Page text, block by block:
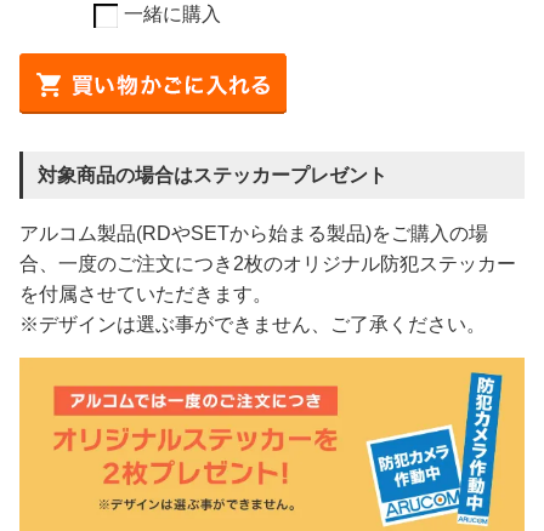
一緒に購入
対象商品の場合はステッカープレゼント
アルコム製品(RDやSETから始まる製品)をご購入の場
合、一度のご注文につき2枚のオリジナル防犯ステッカー
を付属させていただきます。
※デザインは選ぶ事ができません、ご了承ください。